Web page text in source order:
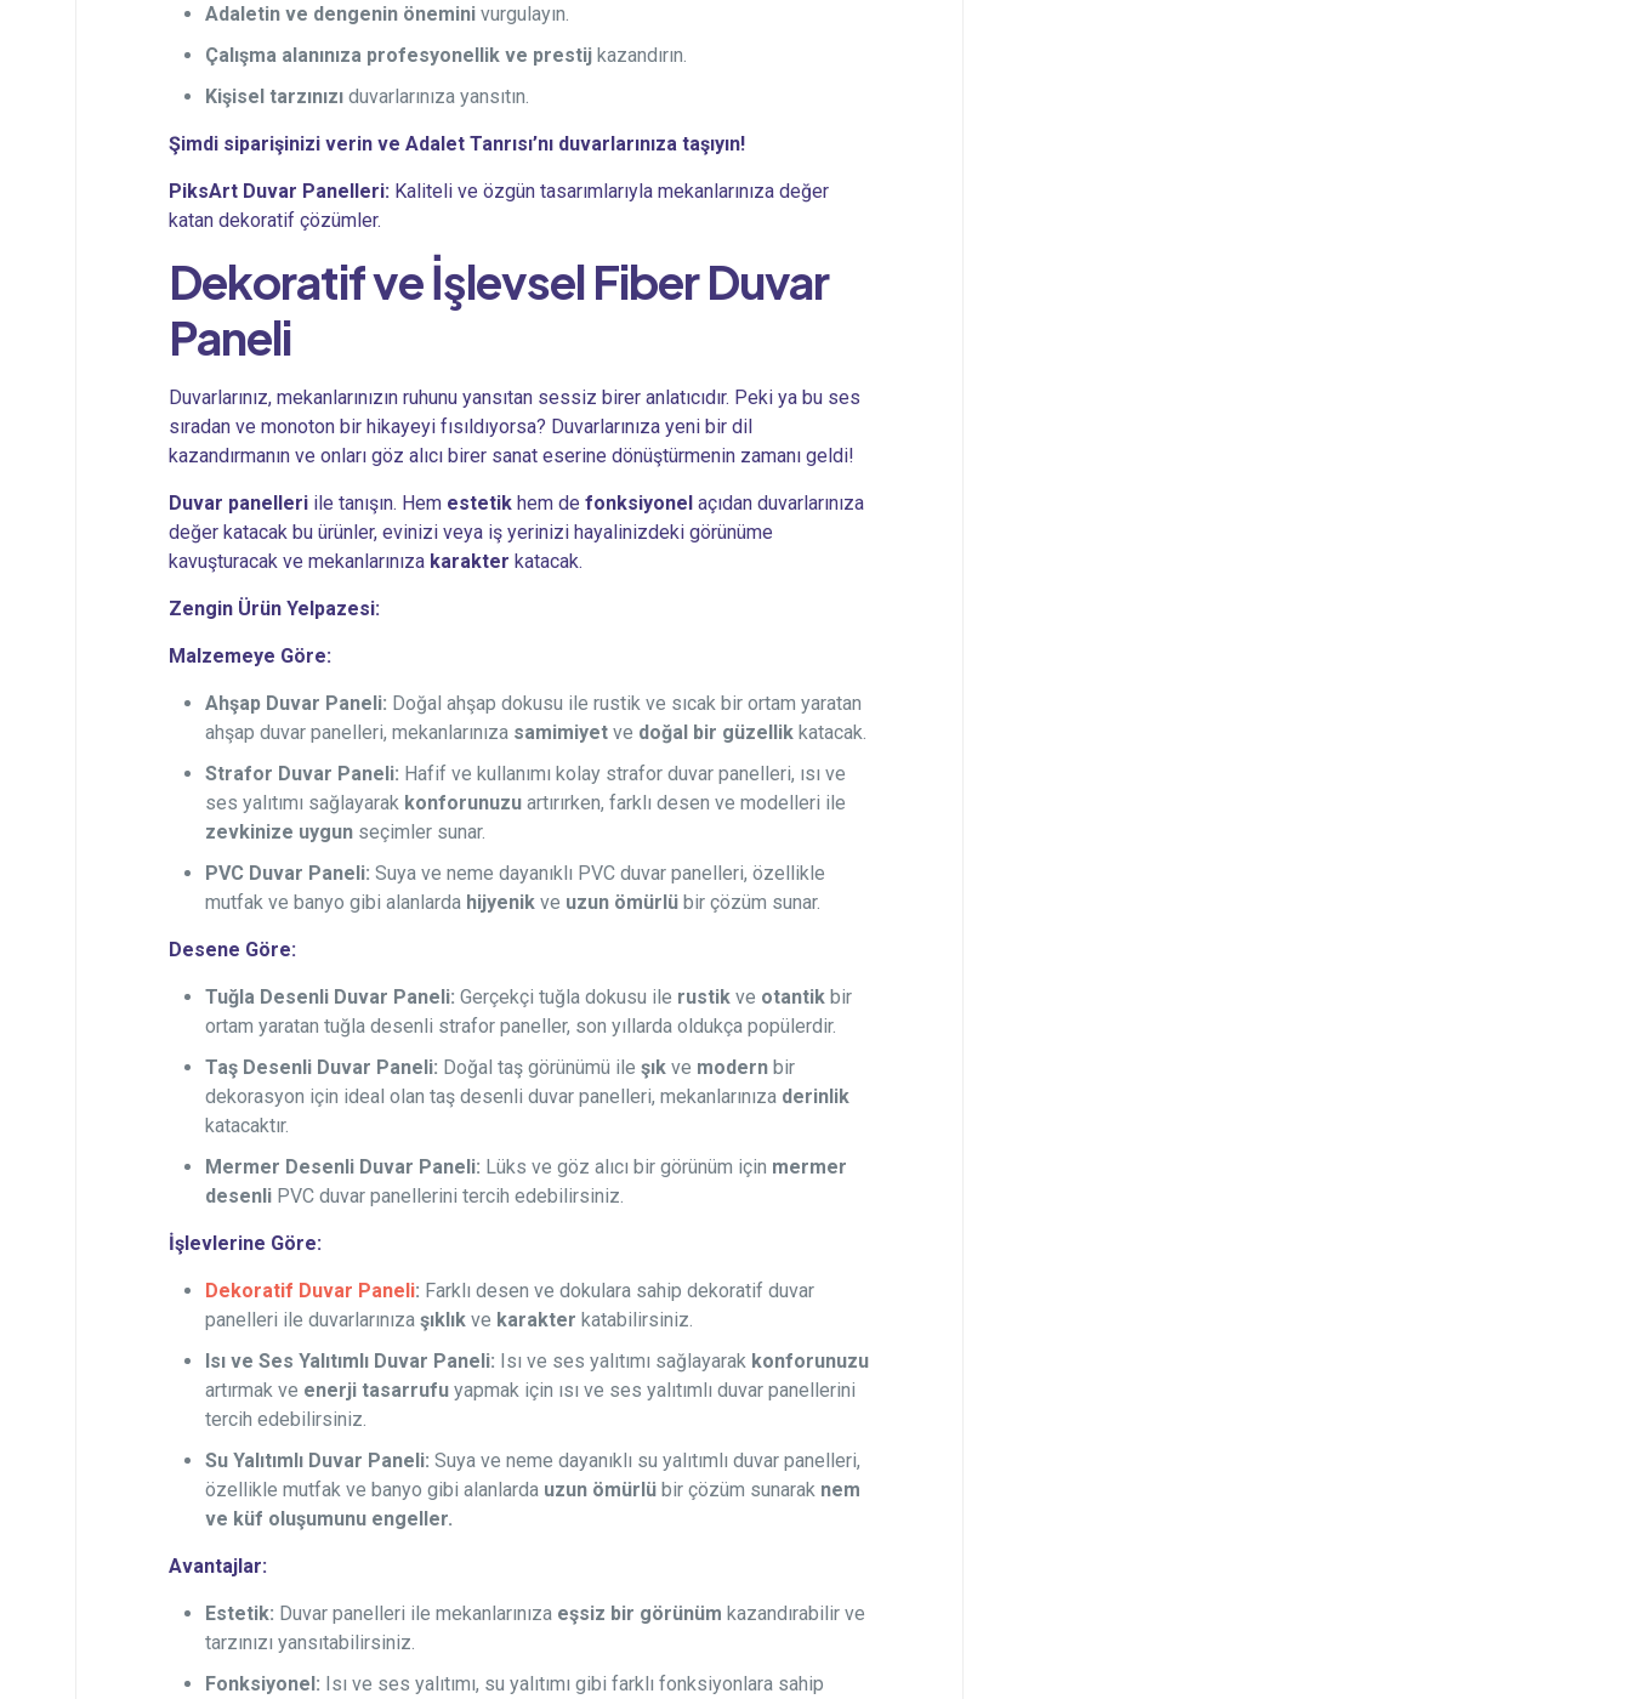
Adaletin ve dengenin önemini vurgulayın.
Çalışma alanınıza profesyonellik ve prestij kazandırın.
Kişisel tarzınızı duvarlarınıza yansıtın.
Şimdi siparişinizi verin ve Adalet Tanrısı’nı duvarlarınıza taşıyın!
PiksArt Duvar Panelleri: Kaliteli ve özgün tasarımlarıyla mekanlarınıza değer
katan dekoratif çözümler.
Dekoratif ve İşlevselFiber Duvar
Paneli
Duvarlarınız, mekanlarınızın ruhunu yansıtan sessiz birer anlatıcıdır. Peki ya bu ses
sıradan ve monoton bir hikayeyi fısıldıyorsa? Duvarlarınıza yeni bir dil
kazandırmanın ve onları göz alıcı birer sanat eserine dönüştürmenin zamanı geldi!
Duvar panelleri ile tanışın. Hem estetik hem defonksiyonel açıdan duvarlarınıza
değer katacak bu ürünler, evinizi veya iş yerinizi hayalinizdeki görünüme
kavuşturacak ve mekanlarınıza karakter katacak.
Zengin Ürün Yelpazesi:
Malzemeye Göre:
Ahşap Duvar Paneli: Doğal ahşap dokusu ile rustik ve sıcak bir ortam yaratan
ahşap duvar panelleri, mekanlarınıza samimiyet ve doğal bir güzellik katacak.
Strafor Duvar Paneli: Hafif ve kullanımı kolay strafor duvar panelleri, ısı ve
ses yalıtımı sağlayarak konforunuzu artırırken, farklı desen ve modelleri ile
zevkinize uygun seçimler sunar.
PVC Duvar Paneli: Suya ve neme dayanıklı PVC duvar panelleri, özellikle
mutfak ve banyo gibi alanlarda hijyenik ve uzun ömürlü bir çözüm sunar.
Desene Göre:
Tuğla Desenli Duvar Paneli: Gerçekçi tuğla dokusu ile rustik ve otantik bir
ortam yaratan tuğla desenli strafor paneller, son yıllarda oldukça popülerdir.
Taş Desenli Duvar Paneli: Doğal taş görünümü ileşık ve modern bir
dekorasyon için ideal olan taş desenli duvar panelleri, mekanlarınıza derinlik
katacaktır.
Mermer Desenli Duvar Paneli: Lüks ve göz alıcı bir görünüm için mermer
desenli PVC duvar panellerini tercih edebilirsiniz.
İşlevlerine Göre:
Dekoratif Duvar Paneli: Farklı desen ve dokulara sahip dekoratif duvar
panelleri ile duvarlarınızaşıklık ve karakter katabilirsiniz.
Isı ve Ses Yalıtımlı Duvar Paneli: Isı ve ses yalıtımı sağlayarak konforunuzu
artırmak ve enerji tasarrufu yapmak için ısı ve ses yalıtımlı duvar panellerini
tercih edebilirsiniz.
Su Yalıtımlı Duvar Paneli: Suya ve neme dayanıklı su yalıtımlı duvar panelleri,
özellikle mutfak ve banyo gibi alanlarda uzun ömürlü bir çözüm sunarak nem
ve küf oluşumunu engeller.
Avantajlar:
Estetik: Duvar panelleri ile mekanlarınıza eşsiz bir görünüm kazandırabilir ve
tarzınızı yansıtabilirsiniz.
Fonksiyonel: Isı ve ses yalıtımı, su yalıtımı gibi farklı fonksiyonlara sahip